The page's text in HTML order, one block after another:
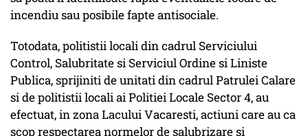
incendiu sau posibile fapte antisociale.
Totodata, politistii locali din cadrul Serviciului
Control, Salubritate si Serviciul Ordine si Liniste
Publica, sprijiniti de unitati din cadrul Patrulei Calare
si de politistii locali ai Politiei Locale Sector 4, au
efectuat, in zona Lacului Vacaresti, actiuni care au ca
scop respectarea normelor de salubrizare si